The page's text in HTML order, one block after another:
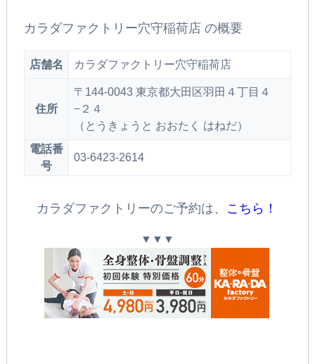
カラダファクトリー穴守稲荷店 の概要
店舗名 カラダファクトリー穴守稲荷店
住所
〒144-0043 東京都大田区羽田４丁目４
−２４
（とうきょうと おおたく はねだ）
電話番
号
03-6423-2614
カラダファクトリーのご予約は、 こちら！
▼▼▼